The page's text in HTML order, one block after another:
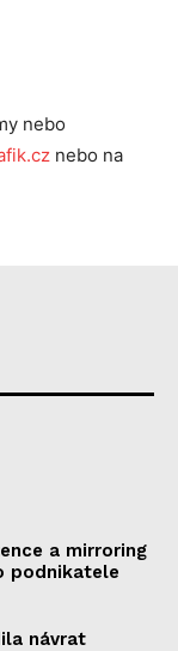
nebo
nebo na
a mirroring
podnikatele
návrat